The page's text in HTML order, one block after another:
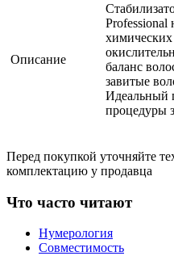
Описание
Professional
химических
баланс
завитые
Идеальный
процедуры
Перед покупкой уточняйте
комплектацию у продавца
Что часто читают
Нумерология
Совместимость